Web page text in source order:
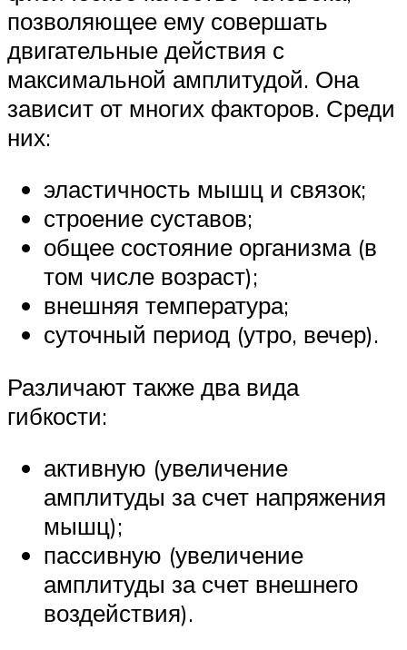
позволяющее ему совершать
двигательные действия с
максимальной амплитудой. Она
зависит от многих факторов. Среди
них:
эластичность мышц и связок;
строение суставов;
общее состояние организма (в
том числе возраст);
внешняя температура;
суточный период (утро, вечер).
Различают также два вида
гибкости:
активную (увеличение
амплитуды за счет напряжения
мышц);
пассивную (увеличение
амплитуды за счет внешнего
воздействия).